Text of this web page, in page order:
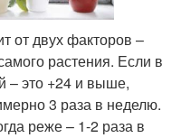
от двух факторов –
растения. Если в
– это +24 и выше,
3 раза в неделю.
реже – 1-2 раза в